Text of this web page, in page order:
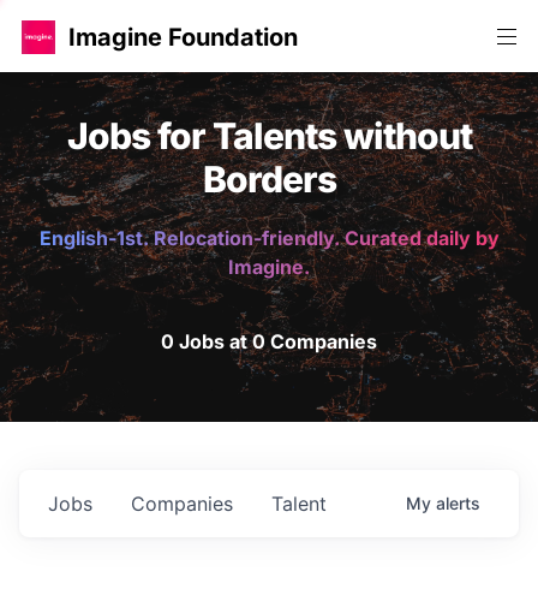
Imagine Foundation
Jobs for Talents without
Borders
English-1st. Relocation-friendly. Curated daily by
Imagine.
0 Jobs at 0 Companies
Jobs Companies Talent My alerts